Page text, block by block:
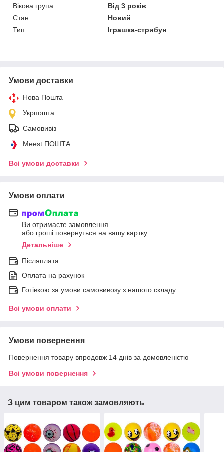
Вікова група
Від 3 років
Стан
Новий
Тип
Іграшка-стрибун
Умови доставки
Нова Пошта
Укрпошта
Самовивіз
Meest ПОШТА
Всі умови доставки
Умови оплати
Ви отримаєте замовлення
або гроші повернуться на вашу картку
Детальніше
Післяплата
Оплата на рахунок
Готівкою за умови самовивозу з нашого складу
Всі умови оплати
Умови повернення
Повернення товару впродовж 14 днів за домовленістю
Всі умови повернення
З цим товаром також замовляють